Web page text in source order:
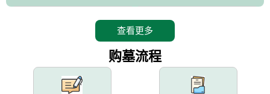
查看更多
购墓流程